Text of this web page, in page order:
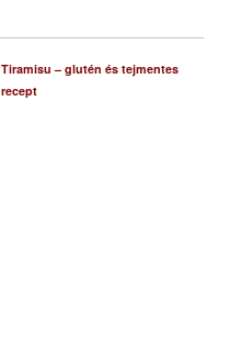
Tiramisu – glutén és tejmentes
recept